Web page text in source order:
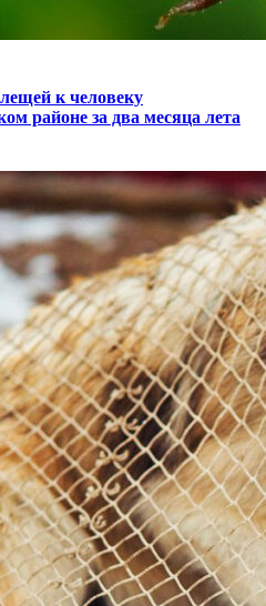
к человеку
районе за два месяца лета